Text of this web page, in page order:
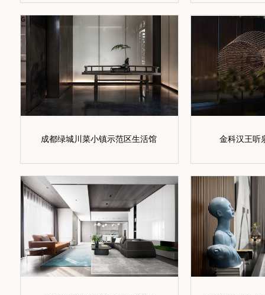
成都绿城川菜小镇示范区生活馆 金科汉王听